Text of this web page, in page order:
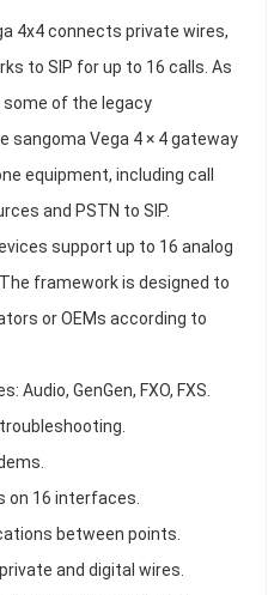
4x4 connects private wires,
to SIP for up to 16 calls. As
some of the legacy
Vega 4 × 4 gateway
equipment, including call
and PSTN to SIP.
support up to 16 analog
framework is designed to
or OEMs according to
GenGen, FXO, FXS.
on 16 interfaces.
between points.
and digital wires.